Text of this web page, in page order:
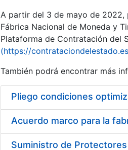
Erakutsi/Ezkutatu
Erakutsi/Ezkutatu
Erakutsi/Ezkutatu
A partir del 3 de mayo de
Fábrica Nacional de Moneda y
Plataforma de Contratación del
(https://
También podrá encontrar más
Pliego condiciones
Acuerdo marco para la